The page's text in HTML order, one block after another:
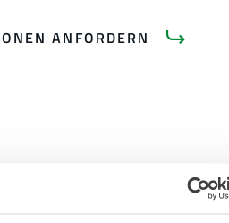
ANFORDERN